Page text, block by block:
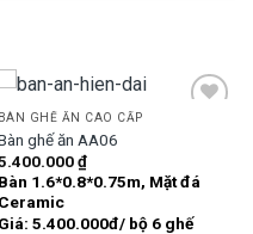
₫.
wishlist
BÀN GHẾ ĂN CAO CẤP
ghế ăn AA06
₫
Bàn 1.6*0.8*0.75m, Mặt đá
Ceramic
Giá: 5.400.000đ/ bộ 6 ghế